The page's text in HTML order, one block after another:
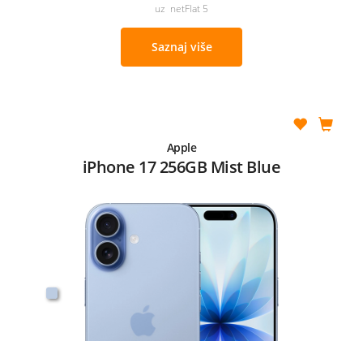
uz netFlat 5
Saznaj više
Apple
iPhone 17 256GB Mist Blue